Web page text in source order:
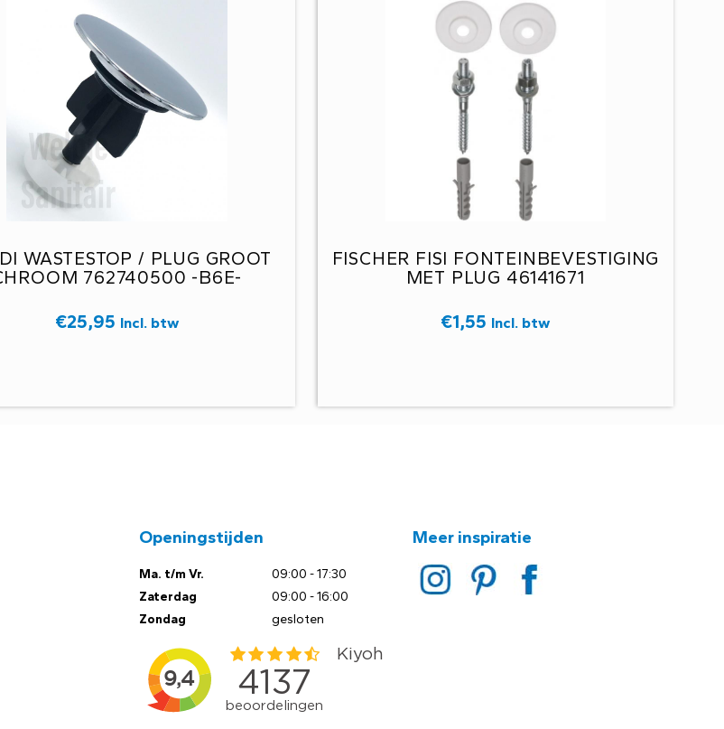
WASTESTOP / PLUG GROOT
762740500 -B6E-
€25,95 Incl. btw
FISCHER FISI FONTEINBEVESTIGING
MET PLUG 46141671
€1,55 Incl. btw
Openingstijden
Ma. t/m Vr.
Zaterdag
Zondag
09:00 - 17:30
09:00 - 16:00
gesloten
Meer inspiratie